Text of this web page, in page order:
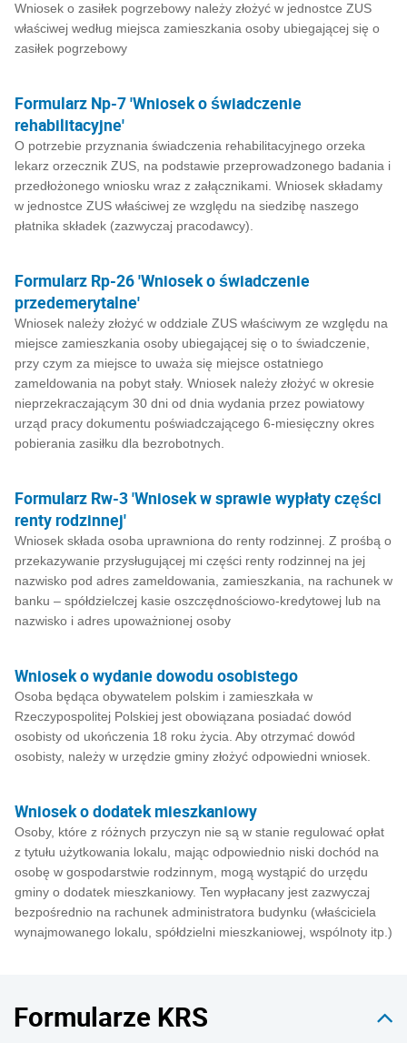
Wniosek o zasiłek pogrzebowy należy złożyć w jednostce ZUS
właściwej według miejsca zamieszkania osoby ubiegającej się o
zasiłek pogrzebowy
Formularz Np-7 'Wniosek o świadczenie
rehabilitacyjne'
O potrzebie przyznania świadczenia rehabilitacyjnego orzeka
lekarz orzecznik ZUS, na podstawie przeprowadzonego badania i
przedłożonego wniosku wraz z załącznikami. Wniosek składamy
w jednostce ZUS właściwej ze względu na siedzibę naszego
płatnika składek (zazwyczaj pracodawcy).
Formularz Rp-26 'Wniosek o świadczenie
przedemerytalne'
Wniosek należy złożyć w oddziale ZUS właściwym ze względu na
miejsce zamieszkania osoby ubiegającej się o to świadczenie,
przy czym za miejsce to uważa się miejsce ostatniego
zameldowania na pobyt stały. Wniosek należy złożyć w okresie
nieprzekraczającym 30 dni od dnia wydania przez powiatowy
urząd pracy dokumentu poświadczającego 6-miesięczny okres
pobierania zasiłku dla bezrobotnych.
Formularz Rw-3 'Wniosek w sprawie wypłaty części
renty rodzinnej'
Wniosek składa osoba uprawniona do renty rodzinnej. Z prośbą o
przekazywanie przysługującej mi części renty rodzinnej na jej
nazwisko pod adres zameldowania, zamieszkania, na rachunek w
banku – spółdzielczej kasie oszczędnościowo-kredytowej lub na
nazwisko i adres upoważnionej osoby
Wniosek o wydanie dowodu osobistego
Osoba będąca obywatelem polskim i zamieszkała w
Rzeczypospolitej Polskiej jest obowiązana posiadać dowód
osobisty od ukończenia 18 roku życia. Aby otrzymać dowód
osobisty, należy w urzędzie gminy złożyć odpowiedni wniosek.
Wniosek o dodatek mieszkaniowy
Osoby, które z różnych przyczyn nie są w stanie regulować opłat
z tytułu użytkowania lokalu, mając odpowiednio niski dochód na
osobę w gospodarstwie rodzinnym, mogą wystąpić do urzędu
gminy o dodatek mieszkaniowy. Ten wypłacany jest zazwyczaj
bezpośrednio na rachunek administratora budynku (właściciela
wynajmowanego lokalu, spółdzielni mieszkaniowej, wspólnoty itp.)
Formularze KRS